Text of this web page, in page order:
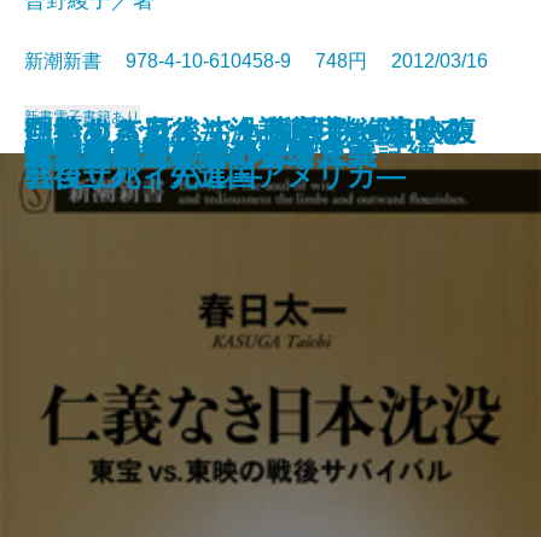
ハーバード白熱日本史教室
自衛する老後―介護崩壊を防げる
か―
黄金の日本史
傷ついた日本人へ
背負い続ける力
恐山―死者のいる場所―
陰謀史観
雑巾がけ―小沢一郎という試練―
報道の脳死
人間の基本
新潮新書 978-4-10-610458-9 748円 2012/03/16
新書電子書籍あり
仁義なき日本沈没―東宝vs.東映の
戦後サバイバル―
恐怖の環境テロリスト
震災復興 欺瞞の構図
死ぬことを学ぶ
明治めちゃくちゃ物語 勝海舟の腹
芸
ひとりで死んでも孤独じゃない―
「自立死」先進国アメリカ―
「反原発」の不都合な真実
反・幸福論
世代論のワナ
「常識」としての保守主義